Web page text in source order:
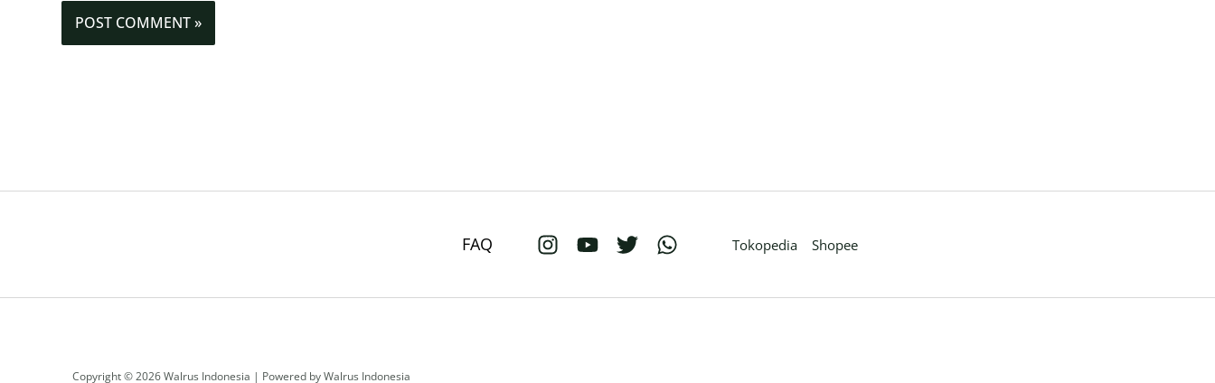
FAQ Tokopedia Shopee
Copyright © 2026 Walrus Indonesia | Powered by Walrus Indonesia